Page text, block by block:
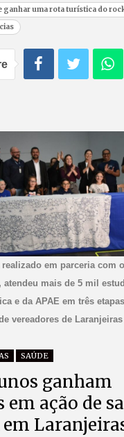
ganhar uma rota turística do
realizado em parceria com
atendeu mais de 5 mil
e da APAE em três
vereadores de Laranjeiras
SAÚDE
ganham
em ação de